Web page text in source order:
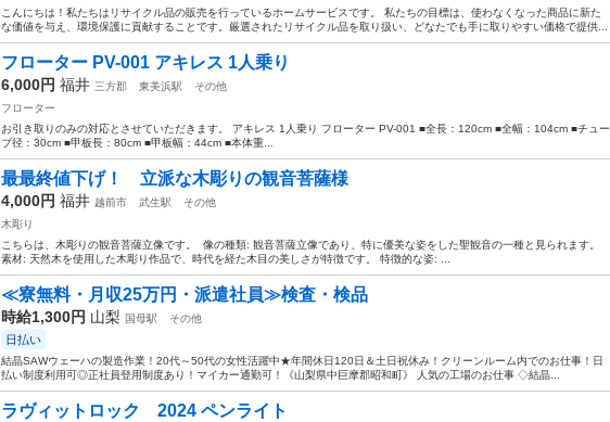
こんにちは！私たちはリサイクル品の販売を行っているホームサービスです。 私たちの目標は、使わなくなった商品に新た
な価値を与え、環境保護に貢献することです。厳選されたリサイクル品を取り扱い、どなたでも手に取りやすい価格で提供...
フローター PV-001 アキレス 1人乗り
6,000円 福井 三方郡 東美浜駅
その他
フローター
お引き取りのみの対応とさせていただきます。 アキレス 1人乗り フローター PV-001 ■全長：120cm ■全幅：104cm ■チュー
ブ径：30cm ■甲板長：80cm ■甲板幅：44cm ■本体重...
最最終値下げ！ 立派な木彫りの観音菩薩様
4,000円 福井 越前市 武生駅
その他
木彫り
こちらは、木彫りの観音菩薩立像です。 像の種類: 観音菩薩立像であり、特に優美な姿をした聖観音の一種と見られます。
素材: 天然木を使用した木彫り作品で、時代を経た木目の美しさが特徴です。 特徴的な姿: ...
≪寮無料・月収25万円・派遣社員≫検査・検品
時給1,300円 山梨 国母駅 その他
日払い
結晶SAWウェーハの製造作業！20代～50代の女性活躍中★年間休日120日＆土日祝休み！クリーンルーム内でのお仕事！日
払い制度利用可◎正社員登用制度あり！マイカー通勤可！《山梨県中巨摩郡昭和町》 人気の工場のお仕事 ◇結晶...
ラヴィットロック 2024 ペンライト